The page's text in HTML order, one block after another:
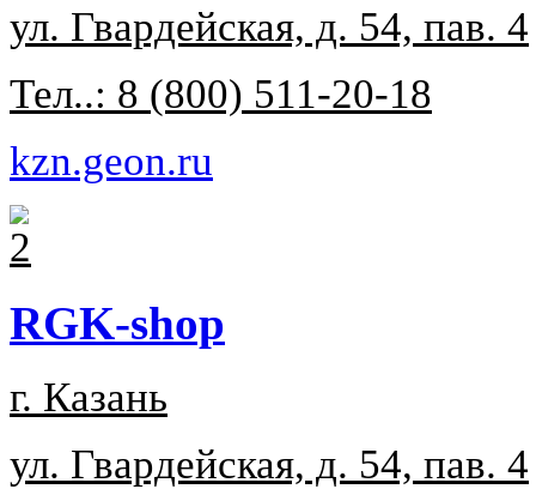
ул. Гвардейская, д. 54, пав. 4
Тел..: 8 (800) 511-20-18
kzn.geon.ru
RGK-shop
г. Казань
ул. Гвардейская, д. 54, пав. 4